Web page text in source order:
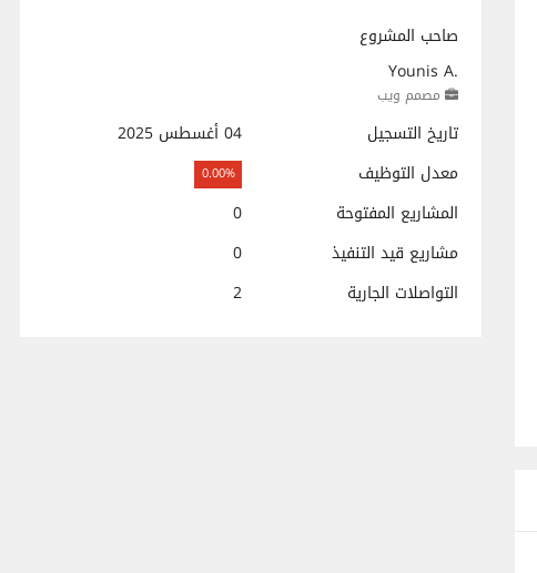
صاحب المشروع
Younis A.
مصمم ويب
تاريخ التسجيل
04 أغسطس 2025
معدل التوظيف
0.00%
المشاريع المفتوحة
0
مشاريع قيد التنفيذ
0
التواصلات الجارية
2